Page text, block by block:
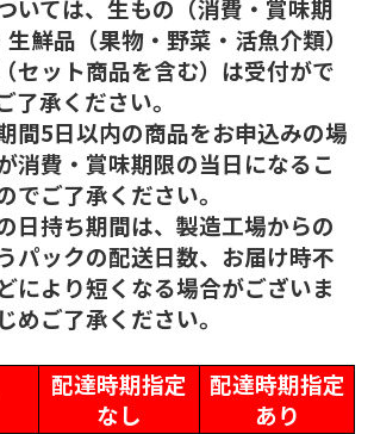
いては、生もの（消費・賞味期
鮮品（果物・野菜・活魚介類）
セット商品を含む）は受付がで
了承ください。
間5日以内の商品をお申込みの場
消費・賞味期限の当日になるこ
でご了承ください。
日持ち期間は、製造工場からの
パックの配送日数、お届け時不
により短くなる場合がございま
めご了承ください。
配達時期指定
なし
配達時期指定
あり